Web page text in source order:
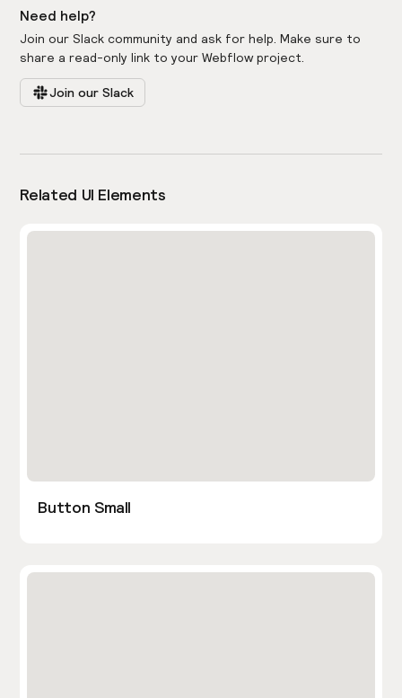
Need help?
Join our Slack community and ask for help. Make sure to
share a read-only link to your Webflow project.
Join our Slack
Related UI Elements
Button Small